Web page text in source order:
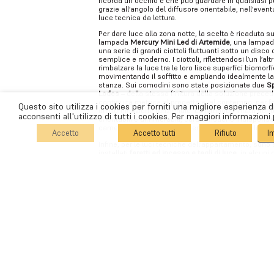
grazie all’angolo del diffusore orientabile,
luce tecnica da lettura.
Per dare luce alla zona notte, la scelta è ricaduta
lampada Mercury Mini Led di Artemide, una
una serie di grandi ciottoli fluttuanti sotto un disco
semplice e moderno. I ciottoli, riflettendosi l’un
rimbalzare la luce tra le loro lisce superfici
movimentando il soffitto e ampliando idealmente
stanza. Sui comodini sono state posizionate due
Lodes – della stessa finitura della soluzione
continuità metrica al progetto e, al contempo, per
un’illuminazione funzionale. Le lampade infatti
orientabili e dimmerabili, caratteristiche
camera da letto dall’atmosfera armoniosa e
Infine, per le luci tecniche dell’appartamento, sono
COOKIE POLICY | PRIVACY POLICY
Questo sito utilizza i cookies per forniti una migliore esperienza
acconsenti all'utilizzo di tutti i cookies. Per maggiori
Accetto Accetto tutti Rifiuto